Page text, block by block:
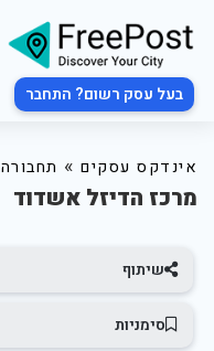
בעל עסק רשום? התחבר
אינדקס עסקים » תחבורה
מרכז הדיזל אשדוד
שיתוף
סימניות